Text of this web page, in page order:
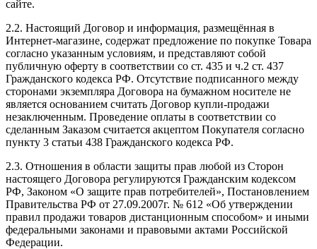
сайте.
2.2. Настоящий Договор и информация, размещённая в
Интернет-магазине, содержат предложение по покупке Товара
согласно указанным условиям, и представляют собой
публичную оферту в соответствии со ст. 435 и ч.2 ст. 437
Гражданского кодекса РФ. Отсутствие подписанного между
сторонами экземпляра Договора на бумажном носителе не
является основанием считать Договор купли-продажи
незаключенным. Проведение оплаты в соответствии со
сделанным Заказом считается акцептом Покупателя согласно
пункту 3 статьи 438 Гражданского кодекса РФ.
2.3. Отношения в области защиты прав любой из Сторон
настоящего Договора регулируются Гражданским кодексом
РФ, Законом «О защите прав потребителей», Постановлением
Правительства РФ от 27.09.2007г. № 612 «Об утверждении
правил продажи товаров дистанционным способом» и иными
федеральными законами и правовыми актами Российской
Федерации.